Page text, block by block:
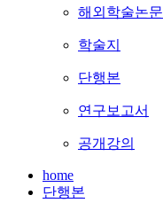
해외학술논문
학술지
단행본
연구보고서
공개강의
home
단행본